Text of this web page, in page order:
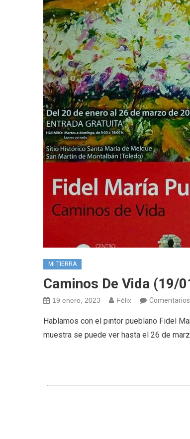
MI TIERRA
Caminos De Vida (19/
19 enero, 2023 Félix
Hablamos con el pintor pueblano Fidel
muestra se puede ver hasta el 26 de